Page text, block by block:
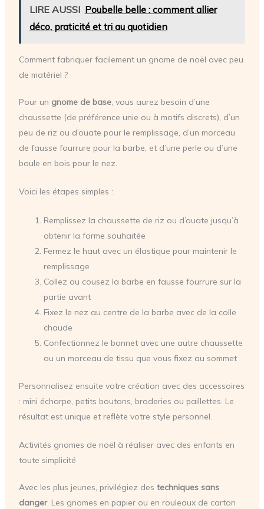
LIRE AUSSI Poubelle belle : comment allier
déco, praticité et tri au quotidien
Comment fabriquer facilement un gnome de noël avec peu
de matériel ?
Pour un gnome de base, vous aurez besoin d’une
chaussette (de préférence unie ou à motifs discrets), d’un
peu de riz ou d’ouate pour le remplissage, d’un morceau
de fausse fourrure pour la barbe, et d’une perle ou d’une
boule en bois pour le nez.
Voici les étapes simples :
Remplissez la chaussette de riz ou d’ouate jusqu’à
obtenir la forme souhaitée
Fermez le haut avec un élastique pour maintenir le
remplissage
Collez ou cousez la barbe en fausse fourrure sur la
partie avant
Fixez le nez au centre de la barbe avec de la colle
chaude
Confectionnez le bonnet avec une autre chaussette
ou un morceau de tissu que vous fixez au sommet
Personnalisez ensuite votre création avec des accessoires
: mini écharpe, petits boutons, broderies ou paillettes. Le
résultat est unique et reflète votre style personnel.
Activités gnomes de noël à réaliser avec des enfants en
toute simplicité
Avec les plus jeunes, privilégiez des techniques sans
danger. Les gnomes en papier ou en rouleaux de carton